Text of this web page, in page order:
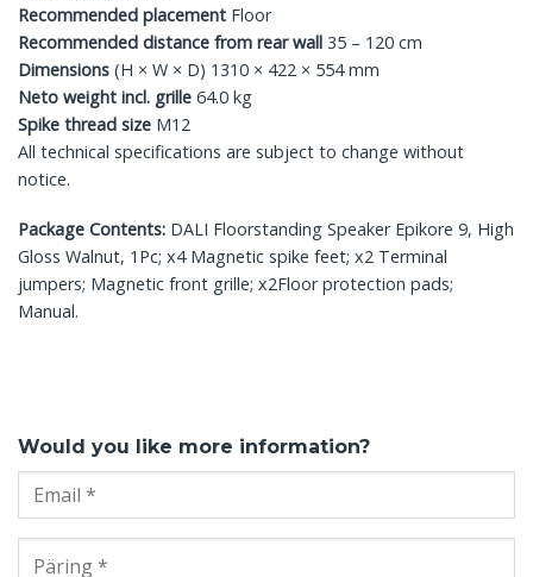
Recommended placement Floor
Recommended distance from rear wall 35 – 120 cm
Dimensions (H × W × D) 1310 × 422 × 554 mm
Neto weight incl. grille 64.0 kg
Spike thread size M12
All technical specifications are subject to change without
notice.
Package Contents: DALI Floorstanding Speaker Epikore 9, High
Gloss Walnut, 1Pc; x4 Magnetic spike feet; x2 Terminal
jumpers; Magnetic front grille; x2Floor protection pads;
Manual.
Would you like more information?